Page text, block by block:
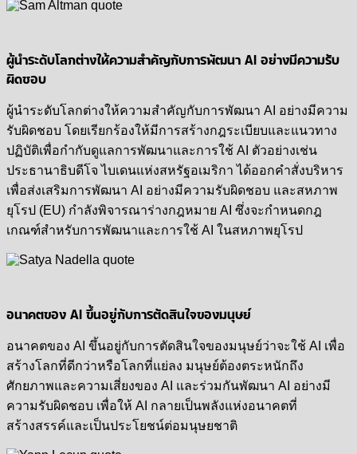
ผู้นำระดับโลกต่างให้ความสำคัญกับการพัฒนา AI อย่างมีความรับ
ผิดชอบ
ผู้นำระดับโลกต่างให้ความสำคัญกับการพัฒนา AI อย่างมีความ
รับผิดชอบ โดยเรียกร้องให้มีการสร้างกฎระเบียบและแนวทาง
ปฏิบัติเพื่อกำกับดูแลการพัฒนาและการใช้ AI ตัวอย่างเช่น
ประธานาธิบดีโจ ไบเดนแห่งสหรัฐอเมริกา ได้ออกคำสั่งบริหาร
เพื่อส่งเสริมการพัฒนา AI อย่างมีความรับผิดชอบ และสหภาพ
ยุโรป (EU) กำลังพิจารณาร่างกฎหมาย AI ซึ่งจะกำหนดกฎ
เกณฑ์สำหรับการพัฒนาและการใช้ AI ในสหภาพยุโรป
อนาคตของ AI ขึ้นอยู่กับการตัดสินใจของมนุษย์
อนาคตของ AI ขึ้นอยู่กับการตัดสินใจของมนุษย์ว่าจะใช้ AI เพื่อ
สร้างโลกที่ดีกว่าหรือโลกที่แย่ลง มนุษย์ต้องตระหนักถึง
ศักยภาพและความเสี่ยงของ AI และร่วมกันพัฒนา AI อย่างมี
ความรับผิดชอบ เพื่อให้ AI กลายเป็นพลังแห่งอนาคตที่
สร้างสรรค์และเป็นประโยชน์ต่อมนุษยชาติ